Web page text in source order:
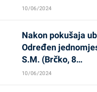
10/06/2024
Nakon pokušaja
Određen
S.M. (Brčko, 8…
10/06/2024